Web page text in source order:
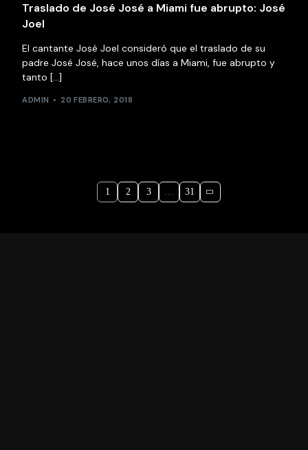
Traslado de José José a Miami fue abrupto: José
Joel
El cantante José Joel consideró que el traslado de su
padre José José, hace unos días a Miami, fue abrupto y
tanto […]
ADMIN 20 FEBRERO, 2018
1 2 3 31